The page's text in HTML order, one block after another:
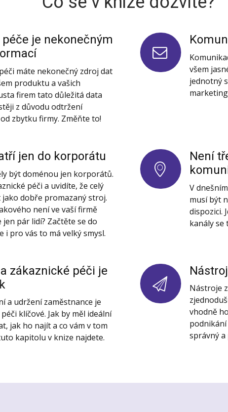
je nekonečným
máte nekonečný zdroj dat
produktu a vašich
firem tato důležitá data
z důvodu odtržení
zbytku firmy. Změňte to!
všem
jednotný
jen do korporátu
být doménou jen korporátů.
péči a uvidíte, že celý
jako dobře promazaný stroj.
není ve vaší firmě
pár lidí? Začtěte se do
i pro vás to má velký smysl.
Není
V
musí být
dispozici.
kanály se
zákaznické péči je
a udržení zaměstnance je
klíčové. Jak by měl ideální
jak ho najít a co vám v tom
kapitolu v knize najdete.
Nástroje
vhodně
podnikání
správný a